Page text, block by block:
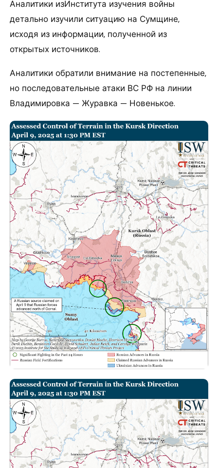
Аналитики изИнститута изучения войны
детально изучили ситуацию на Сумщине,
исходя из информации, полученной из
открытых источников.
Аналитики обратили внимание на постепенные,
но последовательные атаки ВС РФ на линии
Владимировка — Журавка — Новенькое.